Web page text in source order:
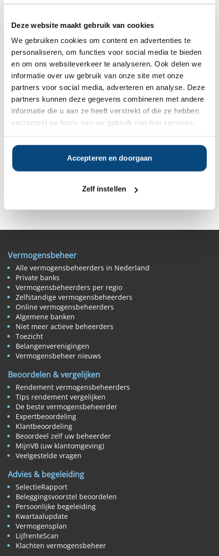
Deze website maakt gebruik van cookies
We gebruiken cookies om content en advertenties te
personaliseren, om functies voor social media te bieden
en om ons websiteverkeer te analyseren. Ook delen we
informatie over uw gebruik van onze site met onze
partners voor social media, adverteren en analyse. Deze
partners kunnen deze gegevens combineren met andere
informatie die u aan ze heeft verstrekt of die ze hebben
verzameld op basis van uw gebruik van hun services.
Accepteren en doorgaan
Zelf instellen
vermogensbeheerder?
SelectieRapport aan. Per e-mail ontvangt u
een selectie van goede vermogensbeheerders die het
beste passen bij uw persoonlijke situatie, wensen en
voorkeuren.
Gratis Selectierapport
Anderen bekeken ook:
Vanaf
Vanaf
€250.000
Vanaf
€250.000
Vanaf
Vermogensbeheer
Alle vermogensbeheerders in Nederland
Private banks
Vermogensbeheerders per regio
Zelfstandige vermogensbeheerders
Online vermogensbeheerders
Algemene banken
Niet meer actieve beheerders
Toezicht
Belangenverenigingen
Vermogensbeheer nieuws
Beoordelen & vergelijken
Rendement vermogensbeheerders
Tips rendement vergelijken
De beste vermogensbeheerder
Expertbeoordeling
Klantbeoordeling
Beoordeel zelf uw beheerder
MijnVB (uw klantomgeving)
Veelgestelde vragen
Advies & begeleiding
SelectieRapport
Beleggingsvoorstel beoordelen
Persoonlijke begeleiding
Kwartaalupdate
Vermogensplan
LijfrenteScan
Klachten vermogensbeheer